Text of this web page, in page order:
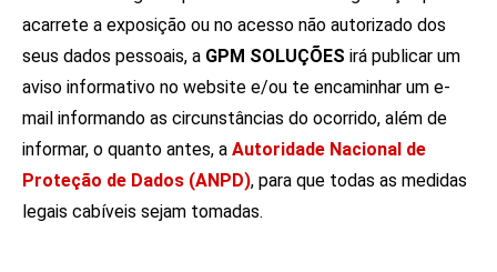
acarrete a exposição ou no acesso não autorizado dos
seus dados pessoais, a GPM SOLUÇÕES irá publicar um
aviso informativo no website e/ou te encaminhar um e-
mail informando as circunstâncias do ocorrido, além de
informar, o quanto antes, a Autoridade Nacional de
Proteção de Dados (ANPD), para que todas as medidas
legais cabíveis sejam tomadas.